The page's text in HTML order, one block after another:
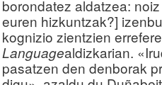
borondatez aldatzea:
euren hizkuntzak?]
kognizio zientzien
Languagealdizkarian.
pasatzen den denborak